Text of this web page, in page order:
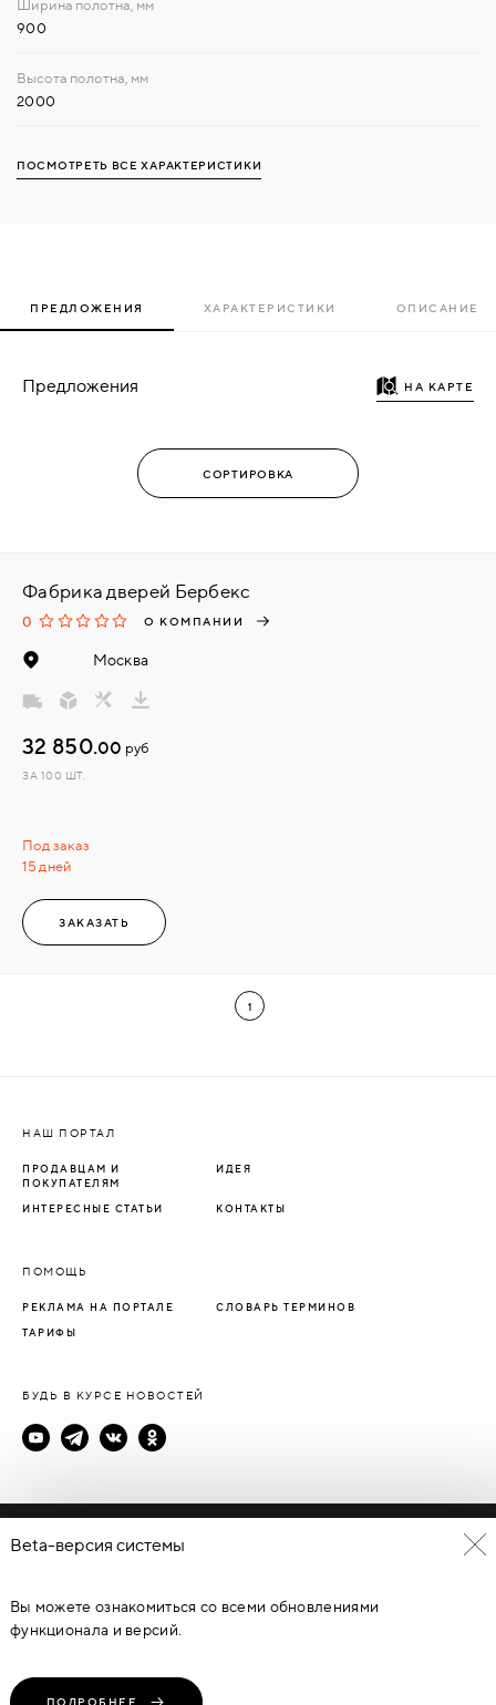
900
2000
ПОСМОТРЕТЬ ВСЕ ХАРАКТЕРИСТИКИ
ПРЕДЛОЖЕНИЯ ХАРАКТЕРИСТИКИ ОПИСАНИЕ
Предложения НА КАРТЕ
Фабрика дверей Бербекс
0 О КОМПАНИИ
Москва
Под заказ
15 дней
32 850.00 руб
ЗА 100 ШТ.
ЗАКАЗАТЬ
1
НАШ ПОРТАЛ
ПРОДАВЦАМ И
ПОКУПАТЕЛЯМ
ИДЕЯ
ИНТЕРЕСНЫЕ СТАТЬИ КОНТАКТЫ
ПОМОЩЬ
РЕКЛАМА НА ПОРТАЛЕ СЛОВАРЬ ТЕРМИНОВ
ТАРИФЫ
БУДЬ В КУРСЕ НОВОСТЕЙ
Политика конфиденциальности
© Каталог дверей - DverProf, 2021-2026Материалы сайта
являются объектами авторского права. Запрещается
копирование, распространение, любое использование
ФЕДЕРАЦИИ ОТ 09.07.93Г. №5351-1 “ОБ АВТОРСКОМ ПРАВЕ И
СМЕЖНЫХ ПРАВАХ” (с изменениями от 19 июля 1995 г., 20 июля
Beta-версия системы
Вы можете ознакомиться со всеми обновлениями
функционала и версий.
ПОДРОБНЕЕ